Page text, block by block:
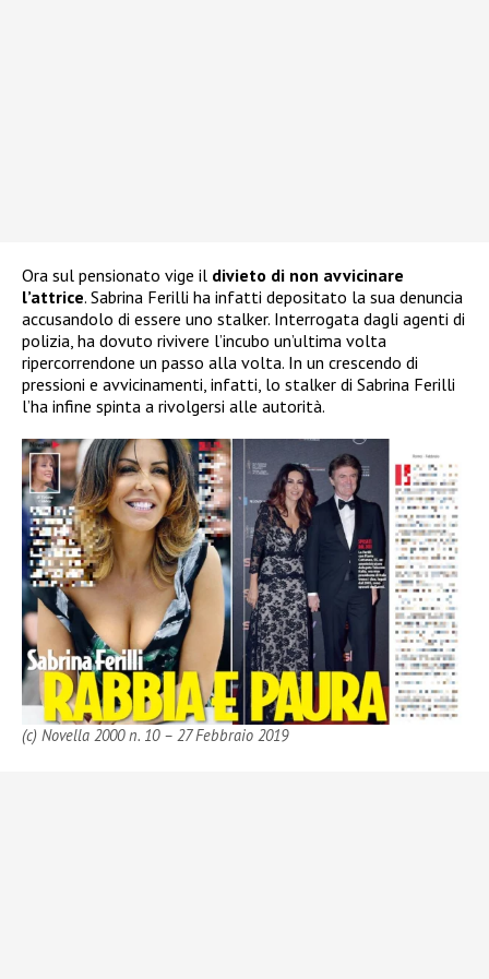
Ora sul pensionato vige il divieto di non avvicinare
l’attrice. Sabrina Ferilli ha infatti depositato la sua denuncia
accusandolo di essere uno stalker. Interrogata dagli agenti di
polizia, ha dovuto rivivere l’incubo un’ultima volta
ripercorrendone un passo alla volta. In un crescendo di
pressioni e avvicinamenti, infatti, lo stalker di Sabrina Ferilli
l’ha infine spinta a rivolgersi alle autorità.
(c) Novella 2000 n. 10 – 27 Febbraio 2019